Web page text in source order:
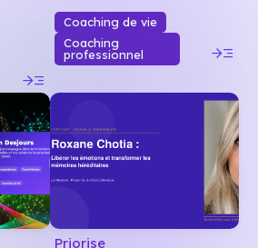
read_more
Coaching de vie
Coaching
professionnel
read_more
Priorise